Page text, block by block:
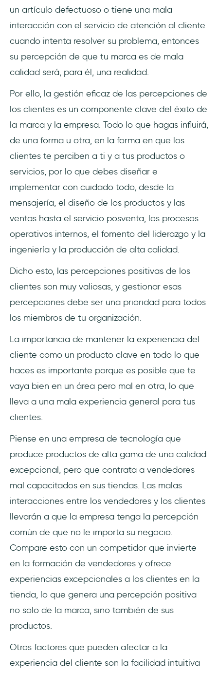
un artículo defectuoso o tiene una mala
interacción con el servicio de atención al cliente
cuando intenta resolver su problema, entonces
su percepción de que tu marca es de mala
calidad será, para él, una realidad.
Por ello, la gestión eficaz de las percepciones de
los clientes es un componente clave del éxito de
la marca y la empresa. Todo lo que hagas influirá,
de una forma u otra, en la forma en que los
clientes te perciben a ti y a tus productos o
servicios, por lo que debes diseñar e
implementar con cuidado todo, desde la
mensajería, el diseño de los productos y las
ventas hasta el servicio posventa, los procesos
operativos internos, el fomento del liderazgo y la
ingeniería y la producción de alta calidad.
Dicho esto, las percepciones positivas de los
clientes son muy valiosas, y gestionar esas
percepciones debe ser una prioridad para todos
los miembros de tu organización.
La importancia de mantener la experiencia del
cliente como un producto clave en todo lo que
haces es importante porque es posible que te
vaya bien en un área pero mal en otra, lo que
lleva a una mala experiencia general para tus
clientes.
Piense en una empresa de tecnología que
produce productos de alta gama de una calidad
excepcional, pero que contrata a vendedores
mal capacitados en sus tiendas. Las malas
interacciones entre los vendedores y los clientes
llevarán a que la empresa tenga la percepción
común de que no le importa su negocio.
Compare esto con un competidor que invierte
en la formación de vendedores y ofrece
experiencias excepcionales a los clientes en la
tienda, lo que genera una percepción positiva
no solo de la marca, sino también de sus
productos.
Otros factores que pueden afectar a la
experiencia del cliente son la facilidad intuitiva